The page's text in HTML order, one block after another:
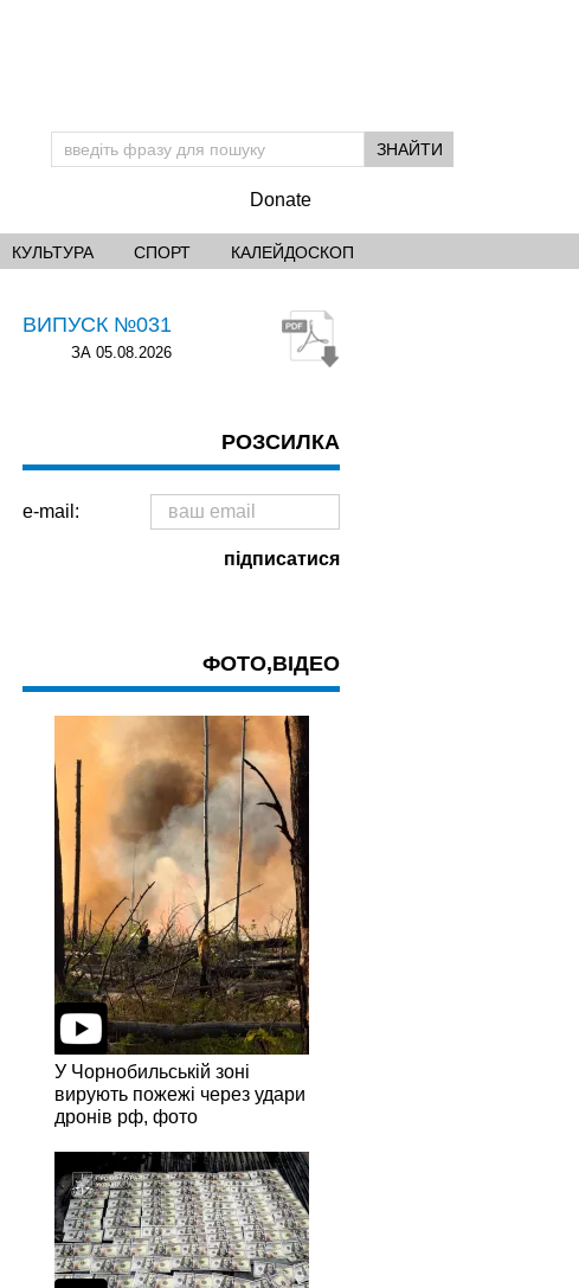
Donate
КУЛЬТУРА СПОРТ КАЛЕЙДОСКОП
ВИПУСК №031
ЗА 05.08.2026
РОЗСИЛКА
e-mail:
ФОТО,ВІДЕО
У Чорнобильській зоні
вирують пожежі через удари
дронів рф, фото